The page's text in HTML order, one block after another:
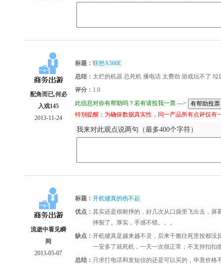
配角而已,何必
入戏145
2013-11-24
标题： 联想A560E
总结： 太烂的机器 总死机 播电话 太费劲 游戏玩不了 垃
评分： 1.0
此信息对你有帮助吗？若有请投我一票 --->
特别提醒：为确保数据真实性，同一产品所有点评仅有
我来对此观点说两句（最多400个字符）
流逝中看见瞬
间
2013-05-07
标题： 开机键真的伤不起
优点： 其实还是很耐摔的，好几次从口袋里飞出去，
摔裂了。厚实，手感不错。。。
缺点： 开机键真是越来越不灵，后来干脆往死里按都
一安多了就死机，一天一次很正常；不支持扣扣
总结： 只求打电话和发短信的还是可以买的，毕竟价格